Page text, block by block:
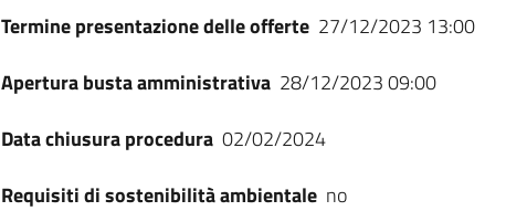
Termine presentazione delle offerte 27/12/2023 13:00
Apertura busta amministrativa 28/12/2023 09:00
Data chiusura procedura 02/02/2024
Requisiti di sostenibilità ambientale no